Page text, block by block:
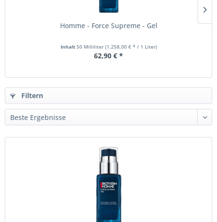
Homme - Force Supreme - Gel
Inhalt 50 Milliliter (1.258,00 € * / 1 Liter)
62,90 € *
Filtern